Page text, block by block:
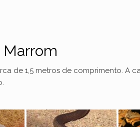
de 1,5 metros de comprimento. A